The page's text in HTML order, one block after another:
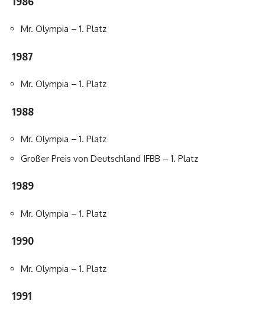
Mr. Olympia – 1. Platz
1987
Mr. Olympia – 1. Platz
1988
Mr. Olympia – 1. Platz
Großer Preis von Deutschland IFBB – 1. Platz
1989
Mr. Olympia – 1. Platz
1990
Mr. Olympia – 1. Platz
1991